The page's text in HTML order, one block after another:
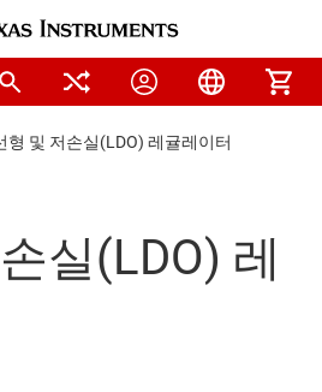
형 및 저손실(LDO) 레귤레이터
실(LDO) 레